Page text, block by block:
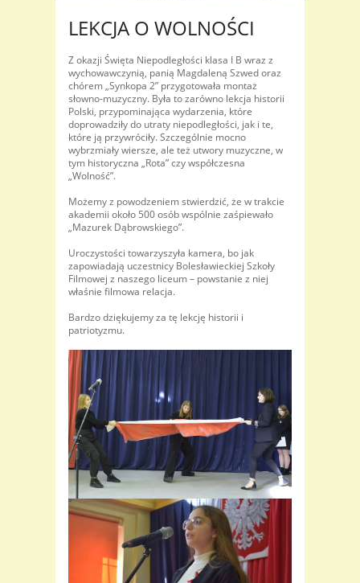
LEKCJA O WOLNOŚCI
Z okazji Święta Niepodległości klasa I B wraz z
wychowawczynią, panią Magdaleną Szwed oraz
chórem „Synkopa 2” przygotowała montaż
słowno-muzyczny. Była to zarówno lekcja historii
Polski, przypominająca wydarzenia, które
doprowadziły do utraty niepodległości, jak i te,
które ją przywróciły. Szczególnie mocno
wybrzmiały wiersze, ale też utwory muzyczne, w
tym historyczna „Rota” czy współczesna
„Wolność”.
Możemy z powodzeniem stwierdzić, że w trakcie
akademii około 500 osób wspólnie zaśpiewało
„Mazurek Dąbrowskiego”.
Uroczystości towarzyszyła kamera, bo jak
zapowiadają uczestnicy Bolesławieckiej Szkoły
Filmowej z naszego liceum – powstanie z niej
właśnie filmowa relacja.
Bardzo dziękujemy za tę lekcję historii i
patriotyzmu.